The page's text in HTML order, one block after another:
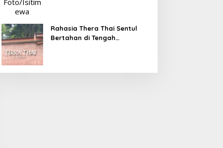
Rahasia Thera Thai Sentul
Bertahan di Tengah